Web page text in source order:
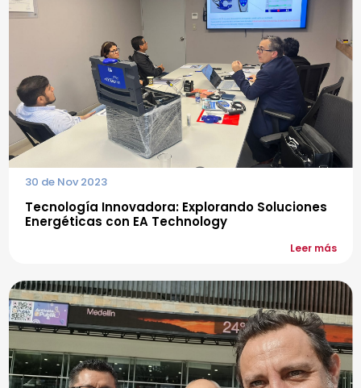
30 de Nov 2023
Tecnología Innovadora: Explorando Soluciones
Energéticas con EA Technology
Leer más